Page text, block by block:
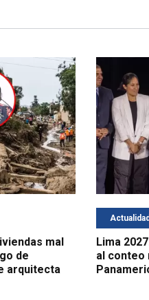
mal
de
arquitecta
Actualidad
Lima
al conteo